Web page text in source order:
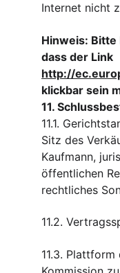
Internet nicht
Hinweis: Bitte
dass der Link
http://
klickbar sein
11.
11.1.
Sitz des
Kaufmann,
öffentlichen
rechtliches
11.2.
11.3.